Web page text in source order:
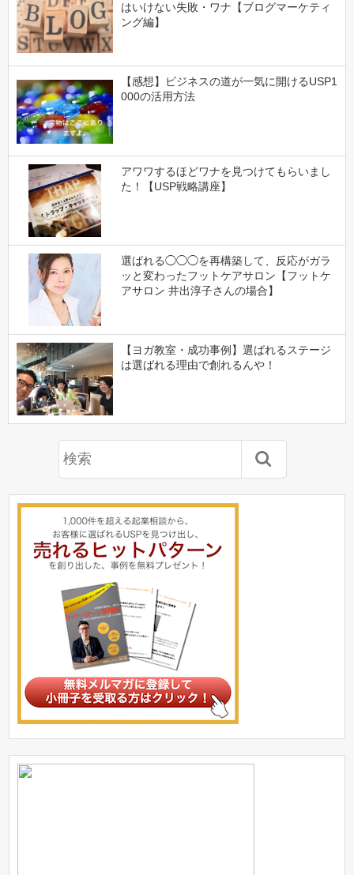
はいけない失敗・ワナ【ブログマーケティ
ング編】
【感想】ビジネスの道が一気に開けるUSP1
000の活用方法
アワワするほどワナを見つけてもらいまし
た！【USP戦略講座】
選ばれる◯◯◯を再構築して、反応がガラ
ッと変わったフットケアサロン【フットケ
アサロン 井出淳子さんの場合】
【ヨガ教室・成功事例】選ばれるステージ
は選ばれる理由で創れるんや！